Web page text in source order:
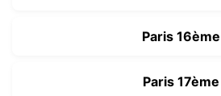
Paris 16ème
Paris 17ème